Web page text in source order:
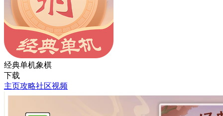
经典单机象棋
下载
主页攻略社区视频